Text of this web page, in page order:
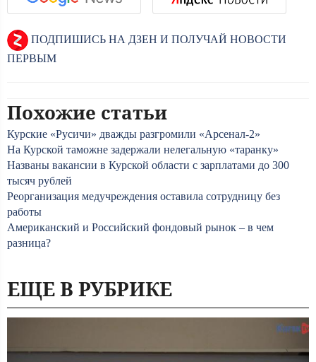
ПОДПИШИСЬ НА ДЗЕН И ПОЛУЧАЙ НОВОСТИ
ПЕРВЫМ
Похожие статьи
Курские «Русичи» дважды разгромили «Арсенал-2»
На Курской таможне задержали нелегальную «таранку»
Названы вакансии в Курской области с зарплатами до 300
тысяч рублей
Реорганизация медучреждения оставила сотрудницу без
работы
Американский и Российский фондовый рынок – в чем
разница?
ЕЩЕ В РУБРИКЕ